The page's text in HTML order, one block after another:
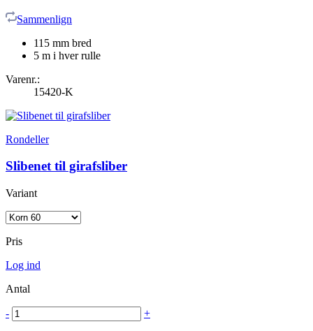
Sammenlign
115 mm bred
5 m i hver rulle
Varenr.:
15420-K
Rondeller
Slibenet til girafsliber
Variant
Pris
Log ind
Antal
- +